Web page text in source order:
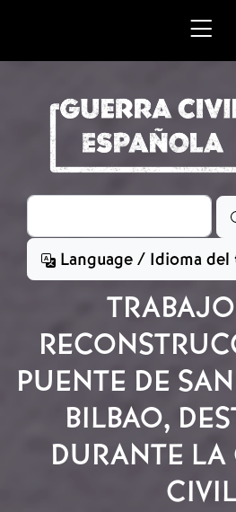
Search
Language / Idioma
PUENTE DE
BILBAO,
DURANTE LA
CIVIL